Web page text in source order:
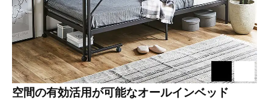
空間の有効活用が可能なオールインベッド